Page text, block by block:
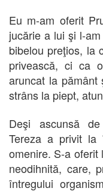
Eu m-am oferit
jucărie a lui şi l-
bibelou preţios, la
privească, ci ca
aruncat la
strâns la piept,
Deşi ascunsă
Tereza a privit la
omenire. S-a oferit
neodihnită, care,
întregului